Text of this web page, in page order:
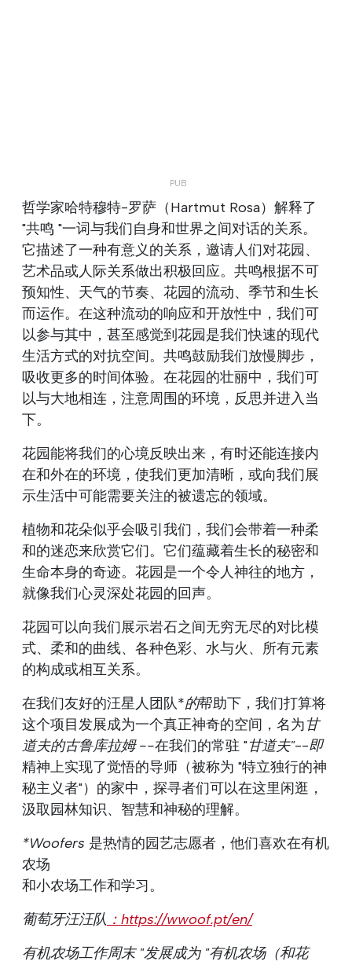
哲学家哈特穆特-罗萨（Hartmut Rosa）解释了
"共鸣 "一词与我们自身和世界之间对话的关系。
它描述了一种有意义的关系，邀请人们对花园、
艺术品或人际关系做出积极回应。共鸣根据不可
预知性、天气的节奏、花园的流动、季节和生长
而运作。在这种流动的响应和开放性中，我们可
以参与其中，甚至感觉到花园是我们快速的现代
生活方式的对抗空间。共鸣鼓励我们放慢脚步，
吸收更多的时间体验。在花园的壮丽中，我们可
以与大地相连，注意周围的环境，反思并进入当
下。
花园能将我们的心境反映出来，有时还能连接内
在和外在的环境，使我们更加清晰，或向我们展
示生活中可能需要关注的被遗忘的领域。
植物和花朵似乎会吸引我们，我们会带着一种柔
和的迷恋来欣赏它们。它们蕴藏着生长的秘密和
生命本身的奇迹。花园是一个令人神往的地方，
就像我们心灵深处花园的回声。
花园可以向我们展示岩石之间无穷无尽的对比模
式、柔和的曲线、各种色彩、水与火、所有元素
的构成或相互关系。
在我们友好的汪星人团队*的帮助下，我们打算将
这个项目发展成为一个真正神奇的空间，名为甘
道夫的古鲁库拉姆 --在我们的常驻 "甘道夫"--即
精神上实现了觉悟的导师（被称为 "特立独行的神
秘主义者"）的家中，探寻者们可以在这里闲逛，
汲取园林知识、智慧和神秘的理解。
*Woofers 是热情的园艺志愿者，他们喜欢在有机
农场
和小农场工作和学习。
葡萄牙汪汪队 ：https://wwoof.pt/en/
有机农场工作周末 "发展成为 "有机农场（和花